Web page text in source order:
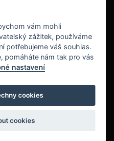
vám mohli
zážitek, používáme
potřebujeme váš souhlas.
pomáháte nám tak pro vás
nastavení
cookies
cookies